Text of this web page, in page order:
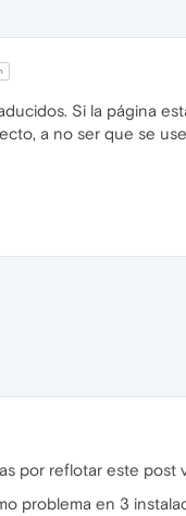
Si la página
a no ser que se
por reflotar este post
problema en 3